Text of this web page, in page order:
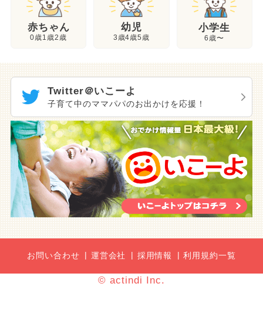
赤ちゃん
0歳1歳2歳
幼児
3歳4歳5歳
小学生
6歳〜
Twitter＠いこーよ
子育て中のママパパのお出かけを応援！
お問い合わせ 運営会社 採用情報 利用規約一覧
© actindi Inc.